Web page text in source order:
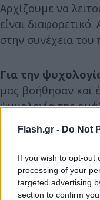
Flash.gr - Do Not
If you wish to opt-out
processing of your
targeted advertising
section to confirm
Αρχίζουμε να
είναι
στην συνέχεια
Για την
μας βοήθησαν και
ψυχολογία της
σκοράραμε 12
πρωταθλήματος.
των δυνατοτήτων
ποδοσφαιριστών».